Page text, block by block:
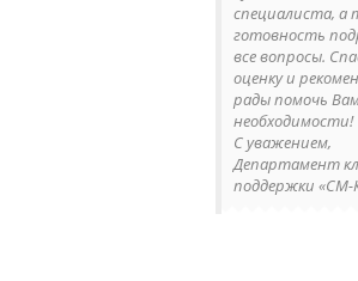
специалиста, а
готовность
все вопросы.
оценку и
рады помочь
необходимости!
С уважением,
Департамент
поддержки «СМ-